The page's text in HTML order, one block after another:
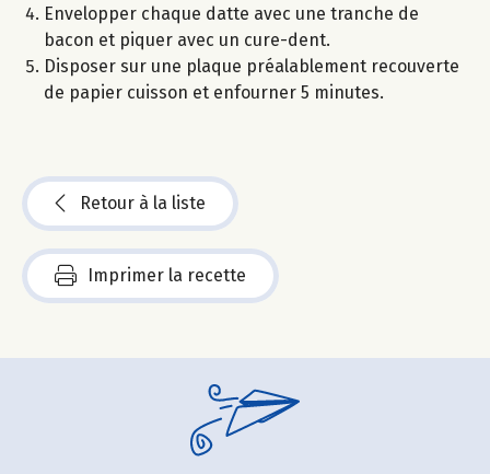
Envelopper chaque datte avec une tranche de
bacon et piquer avec un cure-dent.
Disposer sur une plaque préalablement recouverte
de papier cuisson et enfourner 5 minutes.
Retour à la liste
Imprimer la recette